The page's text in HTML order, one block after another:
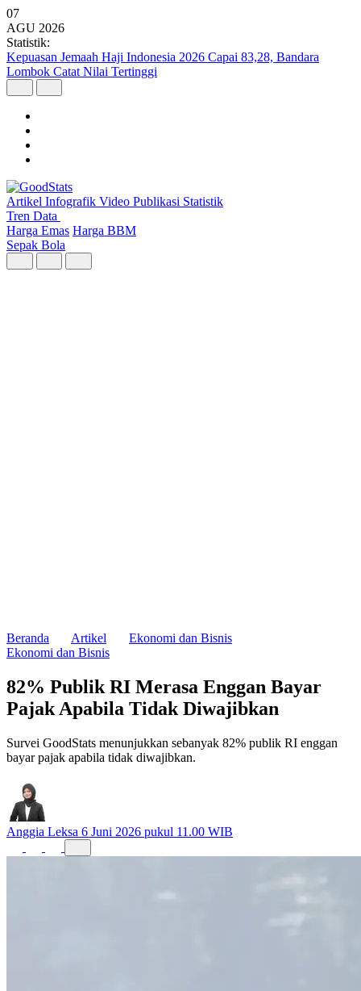
07
AGU 2026
Statistik:
Bali dan Nusa Tenggara Pimpin Pertumbuhan Ekonomi Regional
pada Triwulan II 2026
Artikel Infografik Video Publikasi Statistik
Tren Data
Harga Emas Harga BBM
Sepak Bola
Beranda Artikel
Ekonomi dan Bisnis
Ekonomi dan Bisnis
82% Publik RI Merasa Enggan Bayar
Pajak Apabila Tidak Diwajibkan
Survei GoodStats menunjukkan sebanyak 82% publik RI enggan
bayar pajak apabila tidak diwajibkan.
Anggia Leksa 6 Juni 2026 pukul 11.00 WIB